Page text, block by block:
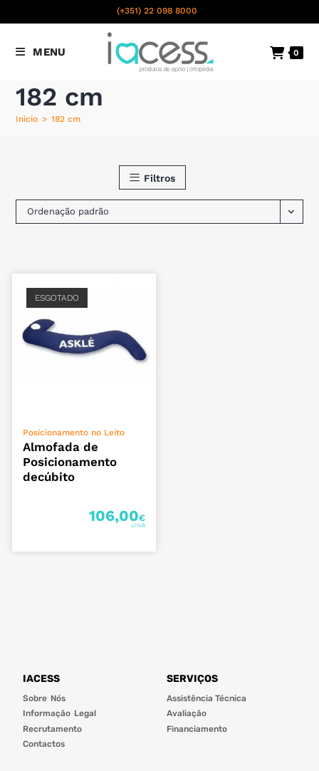
(+351) 22 098 8000
nacional
MENU 0
182 cm
Início > 182 cm
Filtros
Ordenação padrão
ESGOTADO
VER OPÇÕES
Posicionamento no Leito
Almofada de
Posicionamento
decúbito
106,00€
IACESS
Sobre Nós
Informação Legal
Recrutamento
Contactos
SERVIÇOS
Assistência Técnica
Avaliação
Financiamento